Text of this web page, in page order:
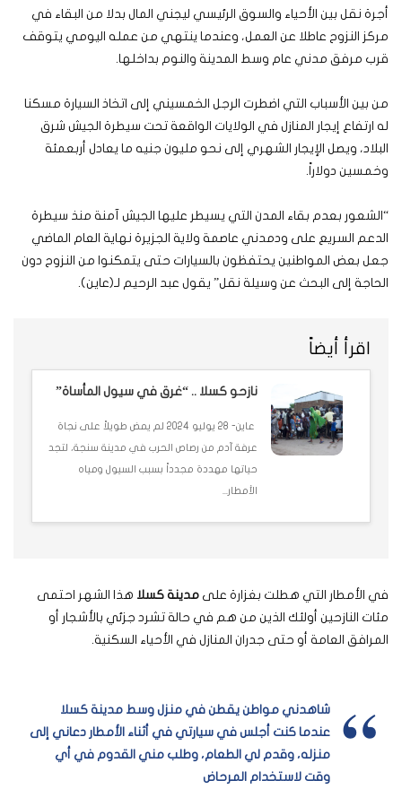
أجرة نقل بين الأحياء والسوق الرئيسي ليجني المال بدلا من البقاء في
مركز النزوح عاطلا عن العمل، وعندما ينتهي من عمله اليومي يتوقف
قرب مرفق مدني عام وسط المدينة والنوم بداخلها.
من بين الأسباب التي اضطرت الرجل الخمسيني إلى اتخاذ السيارة مسكنا
له ارتفاع إيجار المنازل في الولايات الواقعة تحت سيطرة الجيش شرق
البلاد، ويصل الإيجار الشهري إلى نحو مليون جنيه ما يعادل أربعمئة
وخمسين دولاراً.
“الشعور بعدم بقاء المدن التي يسيطر عليها الجيش آمنة منذ سيطرة
الدعم السريع على ودمدني عاصمة ولاية الجزيرة نهاية العام الماضي
جعل بعض المواطنين يحتفظون بالسيارات حتى يتمكنوا من النزوح دون
الحاجة إلى البحث عن وسيلة نقل” يقول عبد الرحيم لـ(عاين).
اقرأ أيضاً
نازحو كسلا .. “غرق في سيول المأساة”
عاين- 28 يوليو 2024 لم يمض طويلاً على نجاة
عرفة آدم من رصاص الحرب في مدينة سنجة، لتجد
حياتها مهددة مجدداً بسبب السيول ومياه
الأمطار...
في الأمطار التي هطلت بغزارة على مدينة كسلا هذا الشهر احتمى
مئات النازحين أولئك الذين من هم في حالة تشرد جزئي بالأشجار أو
المرافق العامة أو حتى جدران المنازل في الأحياء السكنية.
شاهدني مواطن يقطن في منزل وسط مدينة كسلا
عندما كنت أجلس في سيارتي في أثناء الأمطار دعاني إلى
منزله، وقدم لي الطعام، وطلب مني القدوم في أي
وقت لاستخدام المرحاض